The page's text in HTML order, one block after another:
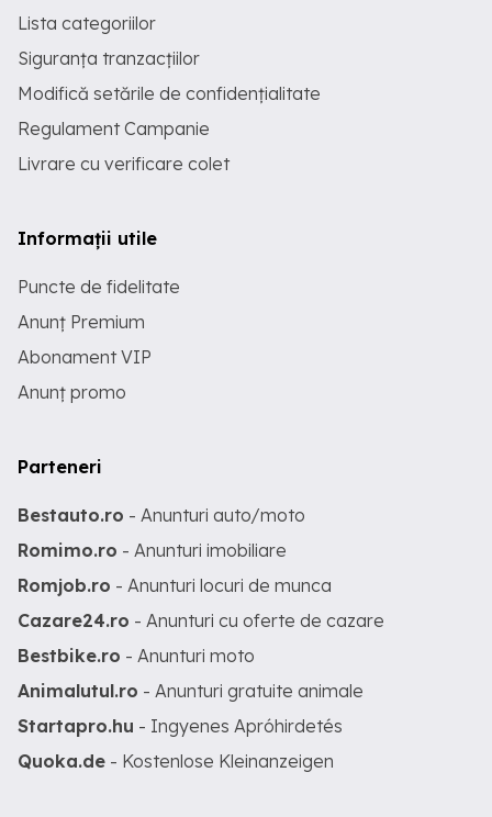
Lista categoriilor
Siguranța tranzacțiilor
Modifică setările de confidențialitate
Regulament Campanie
Livrare cu verificare colet
Informații utile
Puncte de fidelitate
Anunț Premium
Abonament VIP
Anunț promo
Parteneri
Bestauto.ro - Anunturi auto/moto
Romimo.ro - Anunturi imobiliare
Romjob.ro - Anunturi locuri de munca
Cazare24.ro - Anunturi cu oferte de cazare
Bestbike.ro - Anunturi moto
Animalutul.ro - Anunturi gratuite animale
Startapro.hu - Ingyenes Apróhirdetés
Quoka.de - Kostenlose Kleinanzeigen